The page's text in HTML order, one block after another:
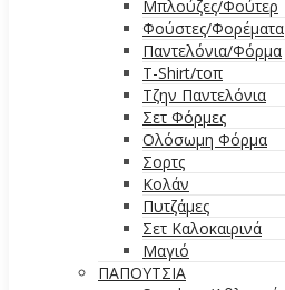
Μπλούζες/Φούτερ
Φούστες/Φορέματα
Παντελόνια/Φόρμα
T-Shirt/τοπ
Τζην Παντελόνια
Σετ Φόρμες
Ολόσωμη Φόρμα
Σορτς
Κολάν
Πυτζάμες
Σετ Καλοκαιρινά
Μαγιό
ΠΑΠΟΥΤΣΙΑ